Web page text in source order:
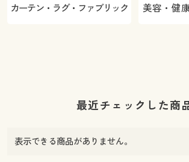
カーテン・ラグ・ファブリック 美容・健
最近チェックした商
表示できる商品がありません。